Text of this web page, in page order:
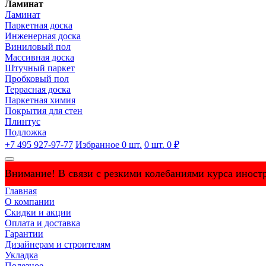
Ламинат
Ламинат
Паркетная доска
Инженерная доска
Виниловый пол
Массивная доска
Штучный паркет
Пробковый пол
Террасная доска
Паркетная химия
Покрытия для стен
Плинтус
Подложка
+7 495 927-97-77 Избранное 0 шт. 0 шт. 0 ₽
Внимание! В связи с резкими колебаниями курса
Главная
О компании
Скидки и акции
Оплата и доставка
Гарантии
Дизайнерам и строителям
Укладка